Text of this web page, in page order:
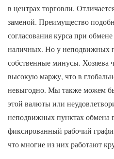
в центрах торговли.
заменой. Преимущество
согласования курса при
наличных. Но у неподвижных
собственные минусы. Хозяева
высокую маржу, что в
невыгодно. Мы также можем
этой валюты или
неподвижных пунктах обмена
фиксированный рабочий
что многие из них работают